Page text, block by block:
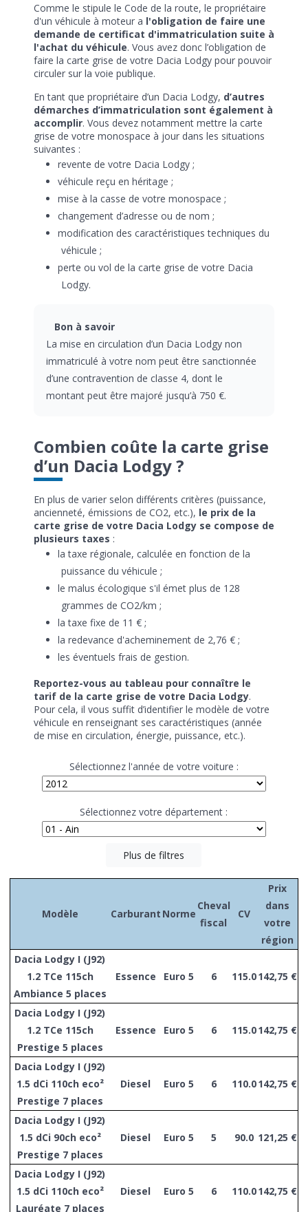
Comme le stipule le Code de la route, le propriétaire
d'un véhicule à moteur a l'obligation de faire une
demande de certificat d'immatriculation suite à
l'achat du véhicule. Vous avez donc l’obligation de
faire la carte grise de votre Dacia Lodgy pour pouvoir
circuler sur la voie publique.
En tant que propriétaire d’un Dacia Lodgy, d’autres
démarches d’immatriculation sont également à
accomplir. Vous devez notamment mettre la carte
grise de votre monospace à jour dans les situations
suivantes :
revente de votre Dacia Lodgy ;
véhicule reçu en héritage ;
mise à la casse de votre monospace ;
changement d’adresse ou de nom ;
modification des caractéristiques techniques du
véhicule ;
perte ou vol de la carte grise de votre Dacia
Lodgy.
Bon à savoir
La mise en circulation d’un Dacia Lodgy non
immatriculé à votre nom peut être sanctionnée
d’une contravention de classe 4, dont le
montant peut être majoré jusqu’à 750 €.
Combien coûte la carte grise
d’un Dacia Lodgy ?
En plus de varier selon différents critères (puissance,
ancienneté, émissions de CO2, etc.), le prix de la
carte grise de votre Dacia Lodgy se compose de
plusieurs taxes :
la taxe régionale, calculée en fonction de la
puissance du véhicule ;
le malus écologique s'il émet plus de 128
grammes de CO2/km ;
la taxe fixe de 11 € ;
la redevance d'acheminement de 2,76 € ;
les éventuels frais de gestion.
Reportez-vous au tableau pour connaître le
tarif de la carte grise de votre Dacia Lodgy.
Pour cela, il vous suffit d’identifier le modèle de votre
véhicule en renseignant ses caractéristiques (année
de mise en circulation, énergie, puissance, etc.).
Sélectionnez l'année de votre voiture :
Sélectionnez votre département :
Plus de filtres
Modèle Carburant Norme
Cheval
fiscal
CV
Prix
dans
votre
région
Dacia Lodgy I (J92)
1.2 TCe 115ch
Ambiance 5 places
Essence Euro 5 6 115.0142,75 €
Dacia Lodgy I (J92)
1.2 TCe 115ch
Prestige 5 places
Essence Euro 5 6 115.0142,75 €
Dacia Lodgy I (J92)
1.5 dCi 110ch eco²
Prestige 7 places
Diesel Euro 5 6 110.0142,75 €
Dacia Lodgy I (J92)
1.5 dCi 90ch eco²
Prestige 7 places
Diesel Euro 5 5 90.0 121,25 €
Dacia Lodgy I (J92)
1.5 dCi 110ch eco²
Lauréate 7 places
Diesel Euro 5 6 110.0142,75 €